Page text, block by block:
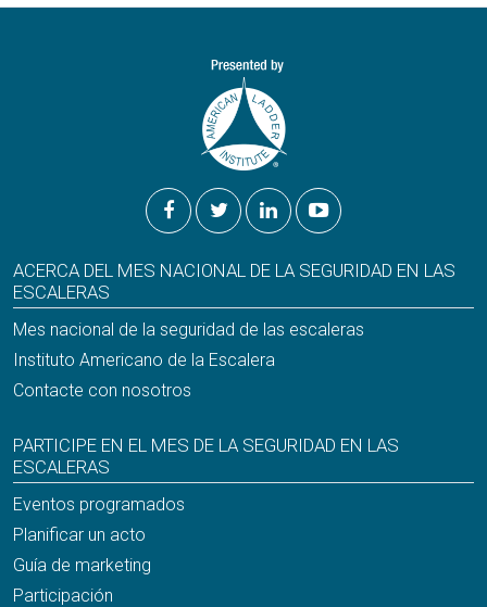
ACERCA DEL MES NACIONAL DE LA SEGURIDAD EN LAS
ESCALERAS
Mes nacional de la seguridad de las escaleras
Instituto Americano de la Escalera
Contacte con nosotros
PARTICIPE EN EL MES DE LA SEGURIDAD EN LAS
ESCALERAS
Eventos programados
Planificar un acto
Guía de marketing
Participación